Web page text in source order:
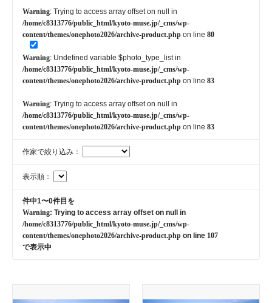
Warning: Trying to access array offset on null in
/home/c8313776/public_html/kyoto-muse.jp/_cms/wp-
content/themes/onephoto2026/archive-product.php on line 80
Warning: Undefined variable $photo_type_list in
/home/c8313776/public_html/kyoto-muse.jp/_cms/wp-
content/themes/onephoto2026/archive-product.php on line 83
Warning: Trying to access array offset on null in
/home/c8313776/public_html/kyoto-muse.jp/_cms/wp-
content/themes/onephoto2026/archive-product.php on line 83
作家で絞り込み：
表示順：
件中1〜0件目を
Warning: Trying to access array offset on null in
/home/c8313776/public_html/kyoto-muse.jp/_cms/wp-
content/themes/onephoto2026/archive-product.php on line 107
で表示中